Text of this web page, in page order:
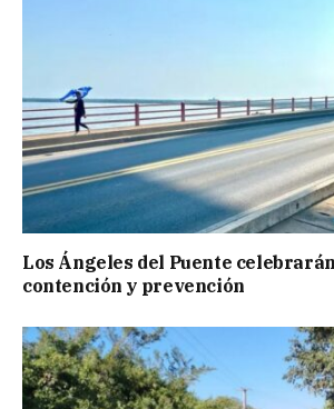
Los Ángeles del Puente
contención y prevención